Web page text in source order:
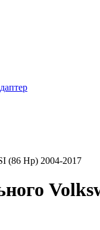
(86 Hp) 2004-2017